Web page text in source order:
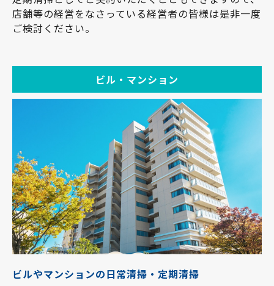
店舗等の経営をなさっている経営者の皆様は是非一度
ご検討ください。
ビル・マンション
ビルやマンションの日常清掃・定期清掃